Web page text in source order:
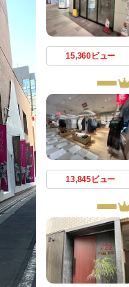
15,360ビュー
13,845ビュー